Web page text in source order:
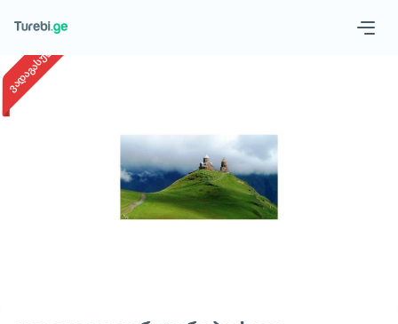
Запросить тур
ვადაგასული